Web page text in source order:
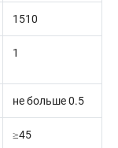
1510
1
не больше 0.5
≥45